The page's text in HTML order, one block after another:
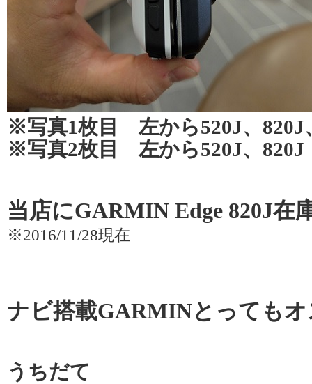
※写真1枚目 左から520J、820J
※写真2枚目 左から520J、820J
当店にGARMIN Edge 820J在
※2016/11/28現在
ナビ搭載GARMINとっても
うちだて